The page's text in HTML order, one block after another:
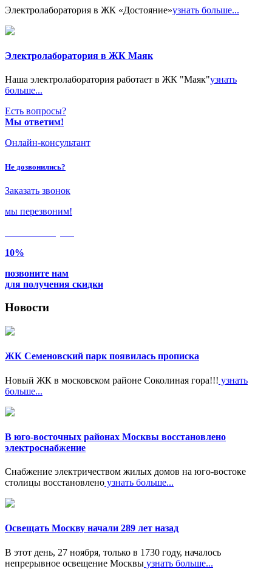
Электролаборатория в ЖК «Достояние»узнать больше...
Электролаборатория в ЖК Маяк
Наша электролаборатория работает в ЖК "Маяк"узнать
больше...
Есть вопросы?
Мы ответим!
Онлайн-консультант
Не дозвонились?
Заказать звонок
мы перезвоним!
10%
позвоните нам
для получения скидки
Новости
ЖК Семеновский парк появилась прописка
Новый ЖК в московском районе Соколиная гора!!! узнать
больше...
В юго-восточных районах Москвы восстановлено
электроснабжение
Снабжение электричеством жилых домов на юго-востоке
столицы восстановлено узнать больше...
Освещать Москву начали 289 лет назад
В этот день, 27 ноября, только в 1730 году, началось
непрерывное освещение Москвы узнать больше...